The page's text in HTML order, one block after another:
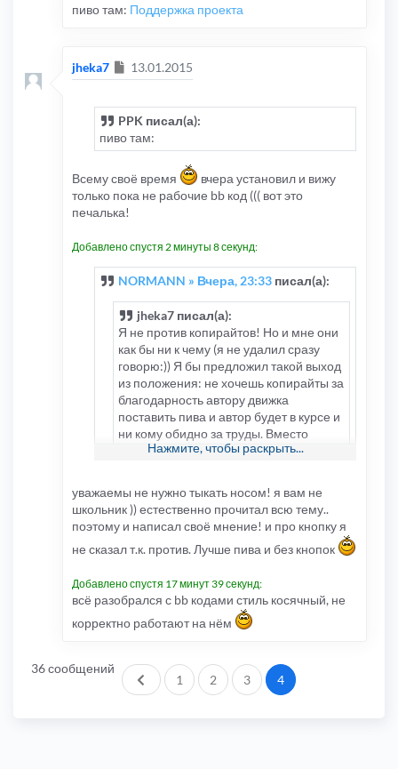
пиво там: Поддержка проекта
jheka7 Сообщение
13.01.2015
PPK писал(а):
пиво там:
Всему своё время
вчера установил и вижу
только пока не рабочие bb код ((( вот это
печалька!
Добавлено спустя 2 минуты 8 секунд:
NORMANN » Вчера, 23:33писал(а):
jheka7 писал(а):
Я не против копирайтов! Но и мне они
как бы ни к чему (я не удалил сразу
говорю:)) Я бы предложил такой выход
из положения: не хочешь копирайты за
благодарность автору движка
поставить пива и автор будет в курсе и
ни кому обидно за труды. Вместо
копирайтов разместить свою
Я надеюсь ты тему всю прочитал?
PPK писалубрать копирайты , так же он
писалубрать копирайты
Нажмите, чтобы раскрыть...
уважаемы не нужно тыкать носом! я вам не
школьник )) естественно прочитал всю тему..
поэтому и написал своё мнение! и про кнопку я
не сказал т.к. против. Лучше пива и без кнопок
Добавлено спустя 17 минут 39 секунд:
всё разобрался с bb кодами стиль косячный, не
корректно работают на нём
36 сообщений
Пред.1 2 3 4